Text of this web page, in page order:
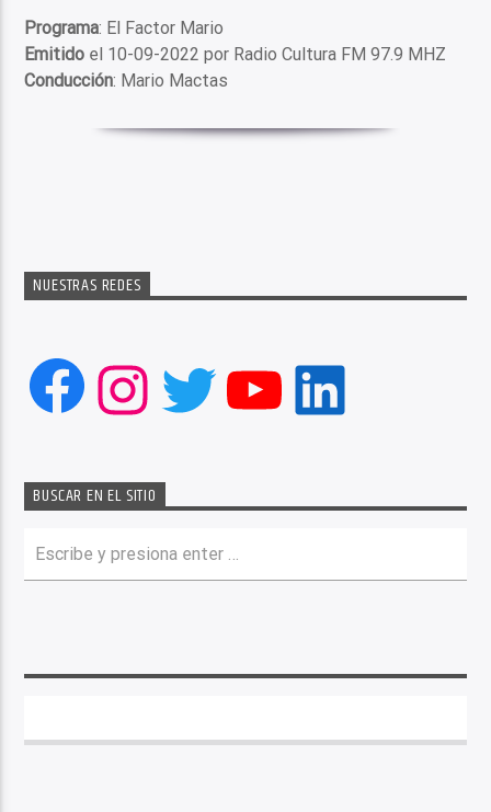
Programa: El Factor Mario
Emitido el 10-09-2022 por Radio Cultura FM 97.9 MHZ
Conducción: Mario Mactas
NUESTRAS REDES
Facebook
Instagram
Twitter
YouTube
LinkedIn
BUSCAR EN EL SITIO